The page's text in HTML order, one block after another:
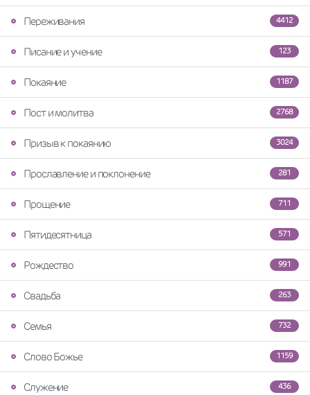
4412
Переживания
123
Писание и учение
1187
Покаяние
2768
Пост и молитва
3024
Призыв к покаянию
281
Прославление и поклонение
711
Прощение
571
Пятидесятница
991
Рождество
263
Свадьба
732
Семья
1159
Слово Божье
436
Служение